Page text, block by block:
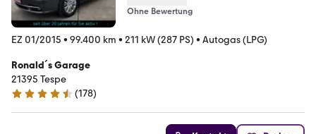
Ohne Bewertung
EZ 01/2015 • 99.400 km • 211 kW (287 PS) • Autogas (LPG)
Ronald´s Garage
21395 Tespe
4.7 Sterne
(178)